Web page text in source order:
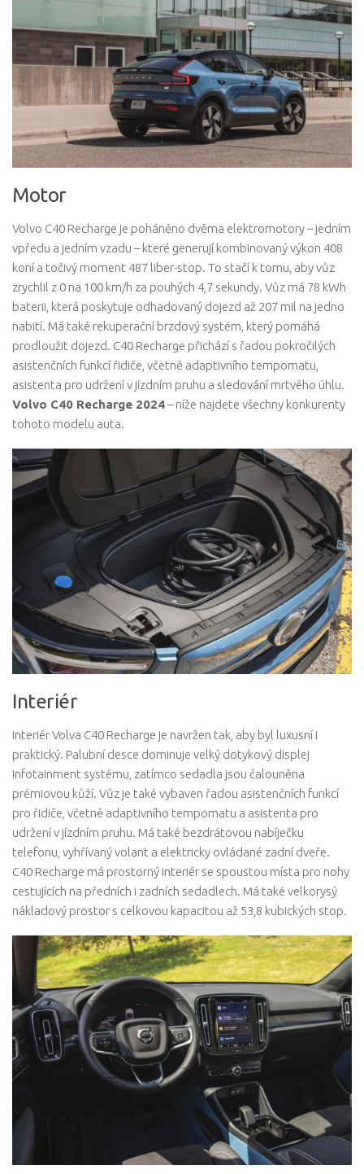
Motor
Volvo C40 Recharge je poháněno dvěma elektromotory – jedním
vpředu a jedním vzadu – které generují kombinovaný výkon 408
koní a točivý moment 487 liber-stop. To stačí k tomu, aby vůz
zrychlil z 0 na 100 km/h za pouhých 4,7 sekundy. Vůz má 78 kWh
baterii, která poskytuje odhadovaný dojezd až 207 mil na jedno
nabití. Má také rekuperační brzdový systém, který pomáhá
prodloužit dojezd. C40 Recharge přichází s řadou pokročilých
asistenčních funkcí řidiče, včetně adaptivního tempomatu,
asistenta pro udržení v jízdním pruhu a sledování mrtvého úhlu.
Volvo C40 Recharge 2024– níže najdete všechny konkurenty
tohoto modelu auta.
Interiér
Interiér Volva C40 Recharge je navržen tak, aby byl luxusní i
praktický. Palubní desce dominuje velký dotykový displej
infotainment systému, zatímco sedadla jsou čalouněna
prémiovou kůží. Vůz je také vybaven řadou asistenčních funkcí
pro řidiče, včetně adaptivního tempomatu a asistenta pro
udržení v jízdním pruhu. Má také bezdrátovou nabíječku
telefonu, vyhřívaný volant a elektricky ovládané zadní dveře.
C40 Recharge má prostorný interiér se spoustou místa pro nohy
cestujících na předních i zadních sedadlech. Má také velkorysý
nákladový prostor s celkovou kapacitou až 53,8 kubických stop.